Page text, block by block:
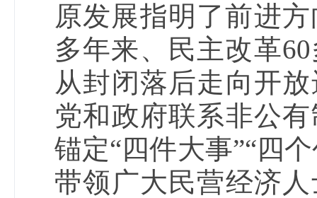
原发展指明了前进
多年来、民主改革
从封闭落后走向开
党和政府联系非公
锚定“四件大事”“四
带领广大民营经济